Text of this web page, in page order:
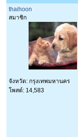
thaihoon
สมาชิก
จังหวัด: กรุงเทพมหานคร
โพสต์: 14,583